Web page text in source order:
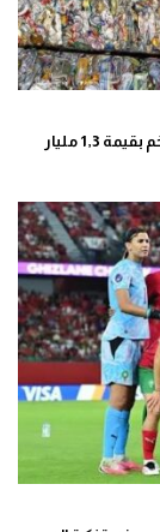
المغرب يراهن على التثمين الطاقي للنفايات بمشروع ضخم بقيمة 1,3 مليار